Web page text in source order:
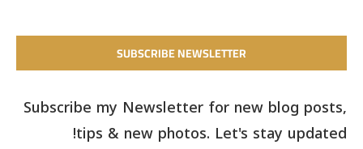
SUBSCRIBE NEWSLETTER
Subscribe my Newsletter for new blog posts,
tips & new photos. Let's stay updated!